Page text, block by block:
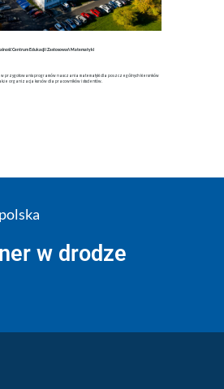
Centrum Edukacji i Zastosowań Matematyki
przygotowaniu programów nauczania matematyki dla poszczególnych kierunków
organizacja kursów dla pracowników i studentów.
w drodze